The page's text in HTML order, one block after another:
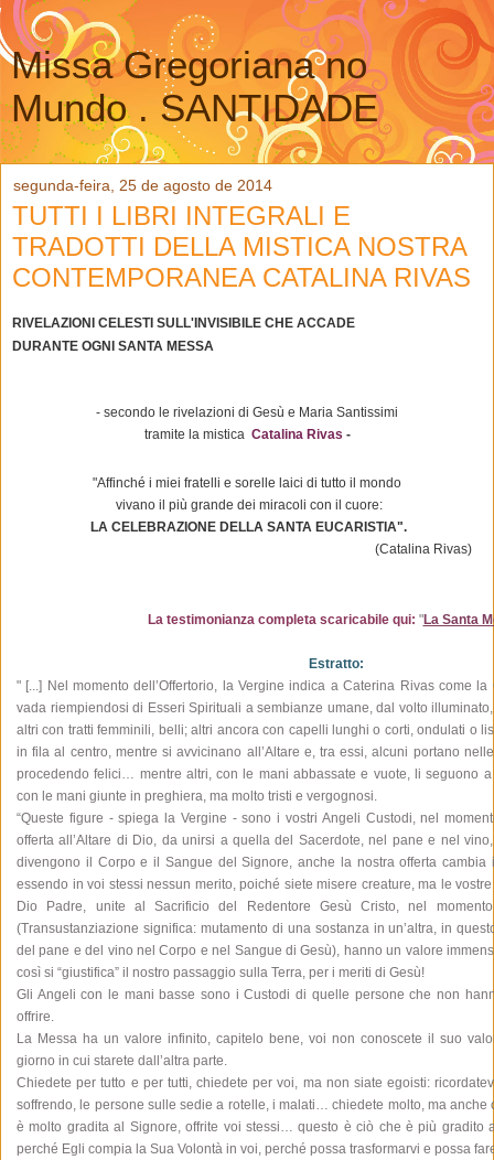
Missa Gregoriana no
Mundo . SANTIDADE
segunda-feira, 25 de agosto de 2014
TUTTI I LIBRI INTEGRALI E
TRADOTTI DELLA MISTICA NOSTRA
CONTEMPORANEA CATALINA RIVAS
RIVELAZIONI CELESTI SULL'INVISIBILE CHE ACCADE
DURANTE OGNI SANTA MESSA
- secondo le rivelazioni di Gesù e Maria Santissimi
tramite la mistica Catalina Rivas -
"Affinché i miei fratelli e sorelle laici di tutto il mondo
vivano il più grande dei miracoli con il cuore:
LA CELEBRAZIONE DELLA SANTA EUCARISTIA".
(Catalina Rivas)
La testimonianza completa scaricabile qui: "La Santa
Estratto:
" [...] Nel momento dell’Offertorio, la Vergine indica a Caterina Rivas come
vada riempiendosi di Esseri Spirituali a sembianze umane, dal volto
altri con tratti femminili, belli; altri ancora con capelli lunghi o corti, ondulati o
in fila al centro, mentre si avvicinano all’Altare e, tra essi, alcuni portano
procedendo felici… mentre altri, con le mani abbassate e vuote, li seguono
con le mani giunte in preghiera, ma molto tristi e vergognosi.
“Queste figure - spiega la Vergine - sono i vostri Angeli Custodi, nel
offerta all’Altare di Dio, da unirsi a quella del Sacerdote, nel pane e nel
divengono il Corpo e il Sangue del Signore, anche la nostra offerta cambia
essendo in voi stessi nessun merito, poiché siete misere creature, ma le
Dio Padre, unite al Sacrificio del Redentore Gesù Cristo, nel momento
(Transustanziazione significa: mutamento di una sostanza in un’altra, in
del pane e del vino nel Corpo e nel Sangue di Gesù), hanno un valore
così si “giustifica” il nostro passaggio sulla Terra, per i meriti di Gesù!
Gli Angeli con le mani basse sono i Custodi di quelle persone che non
offrire.
La Messa ha un valore infinito, capitelo bene, voi non conoscete il suo
giorno in cui starete dall’altra parte.
Chiedete per tutto e per tutti, chiedete per voi, ma non siate egoisti:
soffrendo, le persone sulle sedie a rotelle, i malati… chiedete molto, ma anche
è molto gradita al Signore, offrite voi stessi… questo è ciò che è più gradito
perché Egli compia la Sua Volontà in voi, perché possa trasformarvi e possa